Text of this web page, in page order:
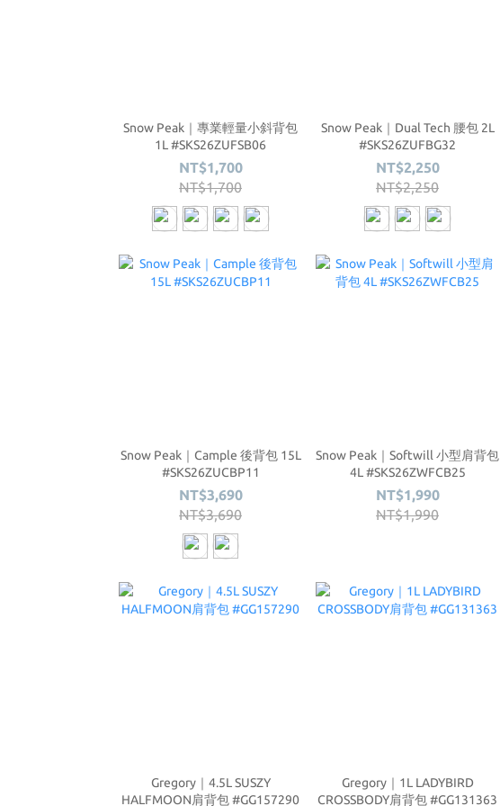
Snow Peak｜專業輕量小斜背包
1L #SKS26ZUFSB06
NT$1,700
NT$1,700
Snow Peak｜Dual Tech 腰包 2L
#SKS26ZUFBG32
NT$2,250
NT$2,250
Snow Peak｜Cample 後背包 15L
#SKS26ZUCBP11
NT$3,690
NT$3,690
Snow Peak｜Softwill 小型肩背包
4L #SKS26ZWFCB25
NT$1,990
NT$1,990
Gregory｜4.5L SUSZY
HALFMOON肩背包 #GG157290
Gregory｜1L LADYBIRD
CROSSBODY肩背包 #GG131363